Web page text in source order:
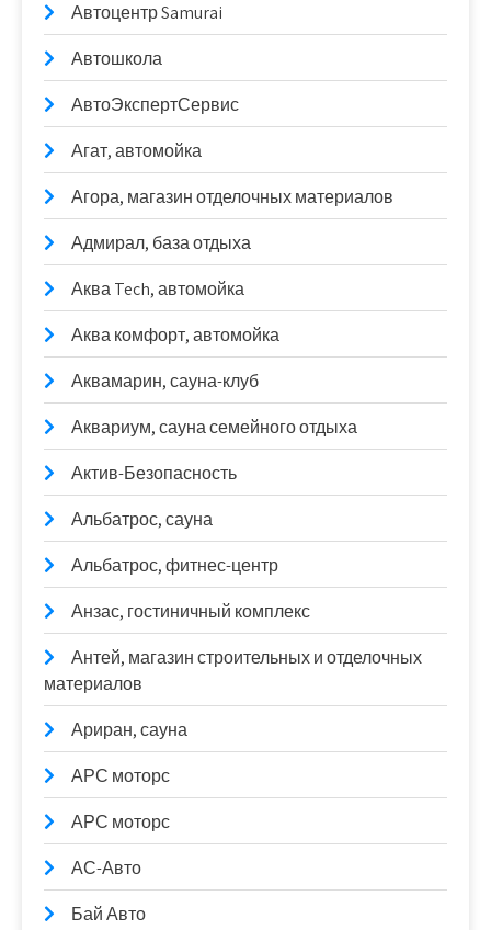
Автоцентр Samurai
Автошкола
АвтоЭкспертСервис
Агат, автомойка
Агора, магазин отделочных материалов
Адмирал, база отдыха
Аква Tech, автомойка
Аква комфорт, автомойка
Аквамарин, сауна-клуб
Аквариум, сауна семейного отдыха
Актив-Безопасность
Альбатрос, сауна
Альбатрос, фитнес-центр
Анзас, гостиничный комплекс
Антей, магазин строительных и отделочных
материалов
Ариран, сауна
АРС моторс
АРС моторс
АС-Авто
Бай Авто